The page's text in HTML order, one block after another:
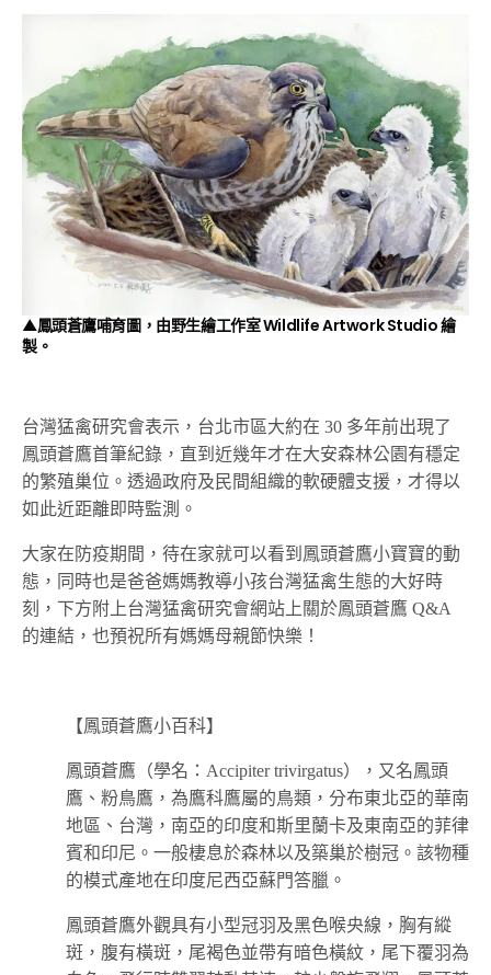
▲鳳頭蒼鷹哺育圖，由野生繪工作室 Wildlife Artwork Studio繪
製。
台灣猛禽研究會表示，台北市區大約在 30 多年前出現了
鳳頭蒼鷹首筆紀錄，直到近幾年才在大安森林公園有穩定
的繁殖巢位。透過政府及民間組織的軟硬體支援，才得以
如此近距離即時監測。
大家在防疫期間，待在家就可以看到鳳頭蒼鷹小寶寶的動
態，同時也是爸爸媽媽教導小孩台灣猛禽生態的大好時
刻，下方附上台灣猛禽研究會網站上關於鳳頭蒼鷹 Q&A
的連結，也預祝所有媽媽母親節快樂！
【鳳頭蒼鷹小百科】
鳳頭蒼鷹（學名：Accipiter trivirgatus），又名鳳頭
鷹、粉鳥鷹，為鷹科鷹屬的鳥類，分布東北亞的華南
地區、台灣，南亞的印度和斯里蘭卡及東南亞的菲律
賓和印尼。一般棲息於森林以及築巢於樹冠。該物種
的模式產地在印度尼西亞蘇門答臘。
鳳頭蒼鷹外觀具有小型冠羽及黑色喉央線，胸有縱
斑，腹有橫斑，尾褐色並帶有暗色橫紋，尾下覆羽為